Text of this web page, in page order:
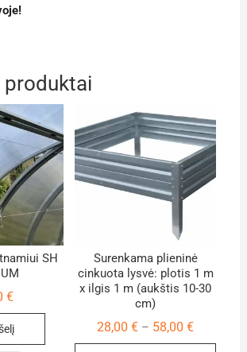
produktai
SH
€
Surenkama plieninė
cinkuota lysvė: plotis 1 m
x ilgis 1 m (aukštis 10-30
cm)
28,00€ – 58,00€Price